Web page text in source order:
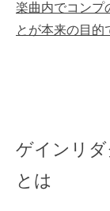
楽曲内でコンプ
とが本来の目的
ゲインリダ
とは